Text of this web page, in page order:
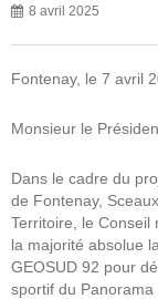
8 avril 2025
Fontenay, le 7 avril
Monsieur le
Dans le cadre du
de Fontenay,
Territoire, le Conseil
la majorité absolue
GEOSUD 92 pour
sportif du